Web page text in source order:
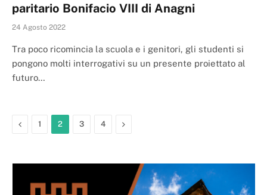
paritario Bonifacio VIII di Anagni
24 Agosto 2022
Tra poco ricomincia la scuola e i genitori, gli studenti si
pongono molti interrogativi su un presente proiettato al
futuro…
Previous
1 2 3 4 Next